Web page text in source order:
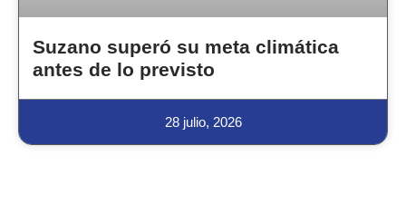
Suzano superó su meta climática
antes de lo previsto
28 julio, 2026